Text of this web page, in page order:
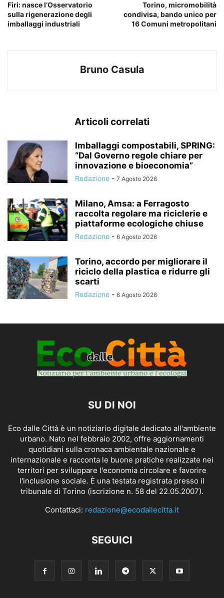
Firi: nasce l’Osservatorio
sulla rigenerazione degli
imballaggi industriali
Torino, micromobilità
condivisa, bando unico per
16 Comuni metropolitani
Bruno Casula
Articoli correlati
Imballaggi compostabili, SPRING:
“Dal Governo regole chiare per
innovazione e bioeconomia”
Redazione - 7 Agosto 2026
Milano, Amsa: a Ferragosto
raccolta regolare ma riciclerie e
piattaforme ecologiche chiuse
Redazione - 6 Agosto 2026
Torino, accordo per migliorare il
riciclo della plastica e ridurre gli
scarti
Redazione - 6 Agosto 2026
SU DI NOI
Eco dalle Città è un notiziario digitale dedicato all'ambiente
urbano. Nato nel febbraio 2002, offre aggiornamenti
quotidiani sulla cronaca ambientale nazionale e
internazionale e racconta le buone pratiche realizzate nei
territori per sviluppare l'economia circolare e favorire
l'inclusione sociale. È una testata registrata presso il
tribunale di Torino (iscrizione n. 58 del 22.05.2007).
Contattaci: redazione@ecodallecitta.it
SEGUICI